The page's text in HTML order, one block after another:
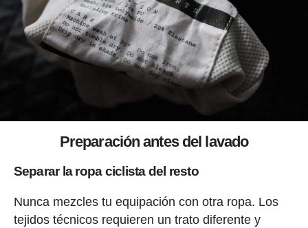
Preparación antes del lavado
Separar la ropa ciclista del resto
Nunca mezcles tu equipación con otra ropa. Los
tejidos técnicos requieren un trato diferente y